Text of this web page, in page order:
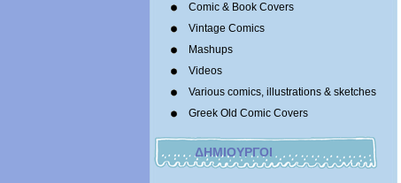
Comic & Book Covers
Vintage Comics
Mashups
Videos
Various comics, illustrations & sketches
Greek Old Comic Covers
ΔΗΜΙΟΥΡΓΟΙ